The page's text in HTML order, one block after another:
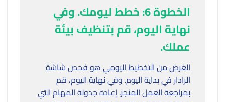
الخطوة 6: خطط ليومك. وفي
نهاية اليوم، قم بتنظيف بيئة
عملك.
الغرض من التخطيط اليومي هو فحص شاشة
الرادار في بداية اليوم. وفي نهاية اليوم، قم
بمراجعة العمل المنجز. إعادة جدولة المهام التي